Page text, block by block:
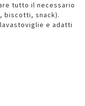
tutto il necessario
biscotti, snack).
e adatti